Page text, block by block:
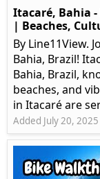
Itacaré, Bahia
| Beaches,
By Line11View.
Bahia, Brazil!
Bahia, Brazil,
beaches, and
in Itacaré are
Added July 20, 2025